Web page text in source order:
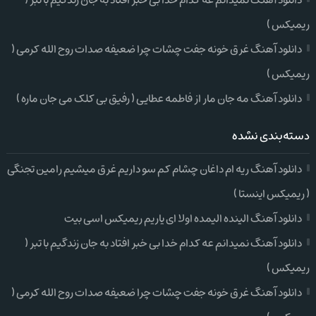
ریمیکس )
دانلود آهنگ غرق خونه جفت چشات چرا ضعیفه صدات روح الله کرمی (
ریمیکس )
دانلود آهنگ مه جان مار از فاطمه عطایی ( رفیق بی کلک می جان ماره )
دسته‌بندی نشده
دانلود آهنگ ریه ام داغان چشام کم سو داریم غرق میشیم رامین تجنگی
( ریمیکس اینستا )
دانلود آهنگ الینده الیمده اولا ای یاریم ریمیکس اسی بیت
دانلود آهنگ نمیدانم عه کدام خدا بی خبر افتاد به جان زندگیم با تبر (
ریمیکس )
دانلود آهنگ غرق خونه جفت چشات چرا ضعیفه صدات روح الله کرمی (